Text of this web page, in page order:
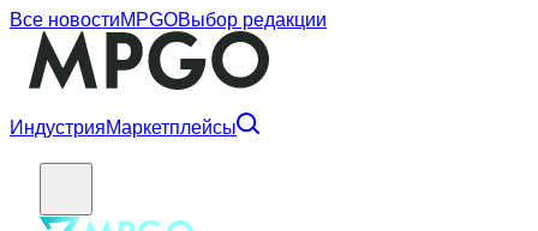
Все новостиMPGOВыбор редакции
ИндустрияМаркетплейсы